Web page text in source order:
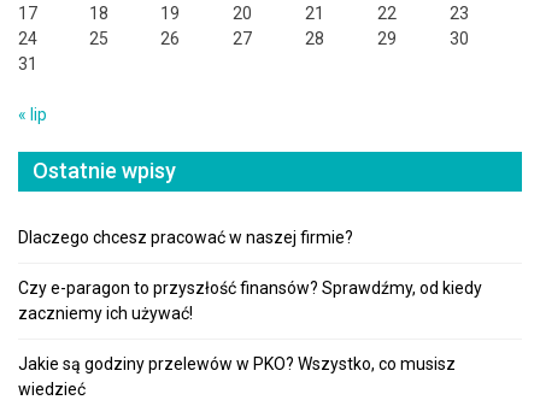
17
18 19 20 21 22
23
24
25 26 27 28 29
30
31
« lip
Ostatnie wpisy
Dlaczego chcesz pracować w naszej firmie?
Czy e-paragon to przyszłość finansów? Sprawdźmy, od kiedy
zaczniemy ich używać!
Jakie są godziny przelewów w PKO? Wszystko, co musisz
wiedzieć